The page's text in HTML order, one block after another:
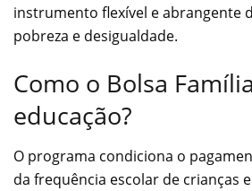
instrumento flexível e abrangente
pobreza e desigualdade.
Como o Bolsa
educação?
O programa condiciona o
da frequência escolar de crianças